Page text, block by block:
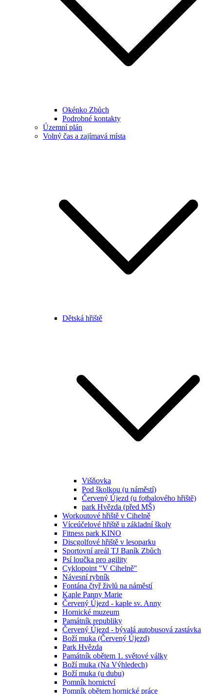
Okénko Zbůch
Podrobné kontakty
Územní plán
Volný čas a zajímavá místa
Dětská hřiště
Višňovka
Pod školkou (u náměstí)
Červený Újezd (u fotbalového hřiště)
park Hvězda (před MŠ)
Workoutové hřiště v Cihelně
Víceúčelové hřiště u základní školy
Fitness park KINO
Discgolfové hřiště v lesoparku
Sportovní areál TJ Baník Zbůch
Psí loučka pro agility
Cyklopoint "V Cihelně"
Návesní rybník
Fontána čtyř živlů na náměstí
Kaple Panny Marie
Červený Újezd - kaple sv. Anny
Hornické muzeum
Památník republiky
Červený Újezd - bývalá autobusová zastávka
Boží muka (Červený Újezd)
Park Hvězda
Památník obětem 1. světové války
Boží muka (Na Výhledech)
Boží muka (u dubu)
Pomník hornictví
Pomník obětem hornické práce